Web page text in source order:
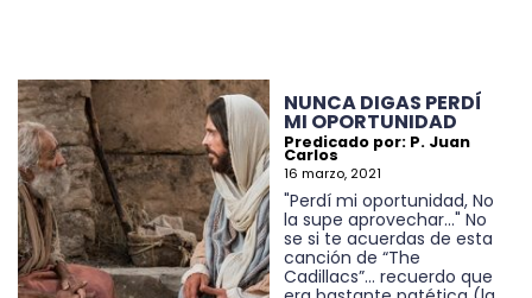
NUNCA DIGAS PERDÍ
MI OPORTUNIDAD
Predicado por: P. Juan
Carlos
16 marzo, 2021
"Perdí mi oportunidad, No
la supe aprovechar..." No
se si te acuerdas de esta
canción de “The
Cadillacs”… recuerdo que